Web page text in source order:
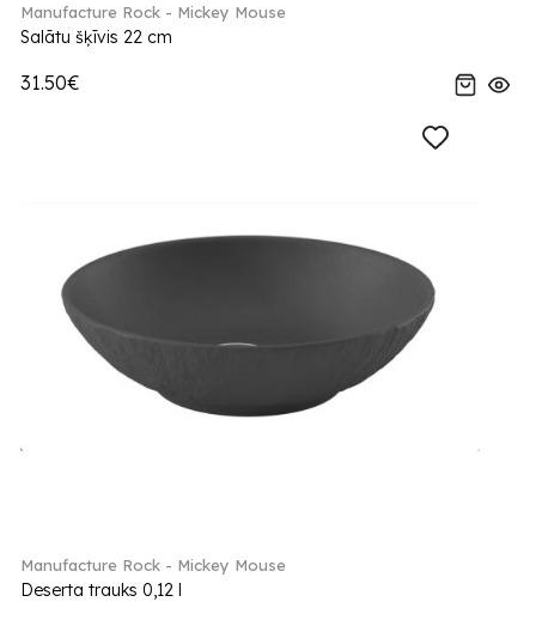
Manufacture Rock - Mickey Mouse
Salātu šķīvis 22 cm
31.50€
Manufacture Rock - Mickey Mouse
Deserta trauks 0,12 l